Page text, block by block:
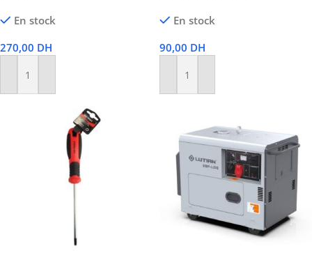
En stock
270,00 DH
Ajouter Au Panier
En stock
90,00 DH
Ajouter Au Panier